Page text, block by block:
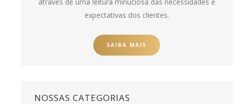
expectativas dos clientes.
SAIBA MAIS
NOSSAS CATEGORIAS